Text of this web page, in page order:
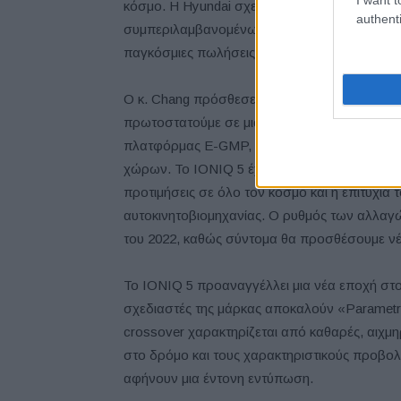
κόσμο. Η Hyundai σχεδιάζει να παρουσιάσει
συμπεριλαμβανομένων μοντέλων της
παγκόσμιες πωλήσεις ηλεκτρικών οχημάτων
Ο κ. Chang πρόσθεσε, «Το IONIQ 5
πρωτοστατούμε σε μια νέα γενιά έξυπνων
πλατφόρμας E-GMP, την εξαιρετική
χώρων. Το IONIQ 5 έχει εντυπωσιάσει τους
προτιμήσεις σε όλο τον κόσμο και η επιτυχία
αυτοκινητοβιομηχανίας. Ο ρυθμός των
του 2022, καθώς σύντομα θα προσθέσουμε
Το IONIQ 5 προαναγγέλλει μια νέα εποχή
σχεδιαστές της μάρκας αποκαλούν
crossover χαρακτηρίζεται από καθαρές,
στο δρόμο και τους χαρακτηριστικούς
αφήνουν μια έντονη εντύπωση.